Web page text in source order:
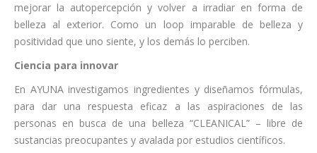
mejorar la autopercepción y volver a irradiar en forma de
belleza al exterior. Como un loop imparable de belleza y
positividad que uno siente, y los demás lo perciben.
Ciencia para innovar
En AYUNA investigamos ingredientes y diseñamos fórmulas,
para dar una respuesta eficaz a las aspiraciones de las
personas en busca de una belleza “CLEANICAL” – libre de
sustancias preocupantes y avalada por estudios científicos.